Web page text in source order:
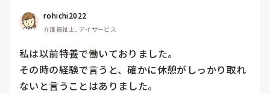
rohichi2022
介護福祉士, デイサービス
私は以前特養で働いておりました。
その時の経験で言うと、確かに休憩がしっかり取れ
ないと言うことはありました。